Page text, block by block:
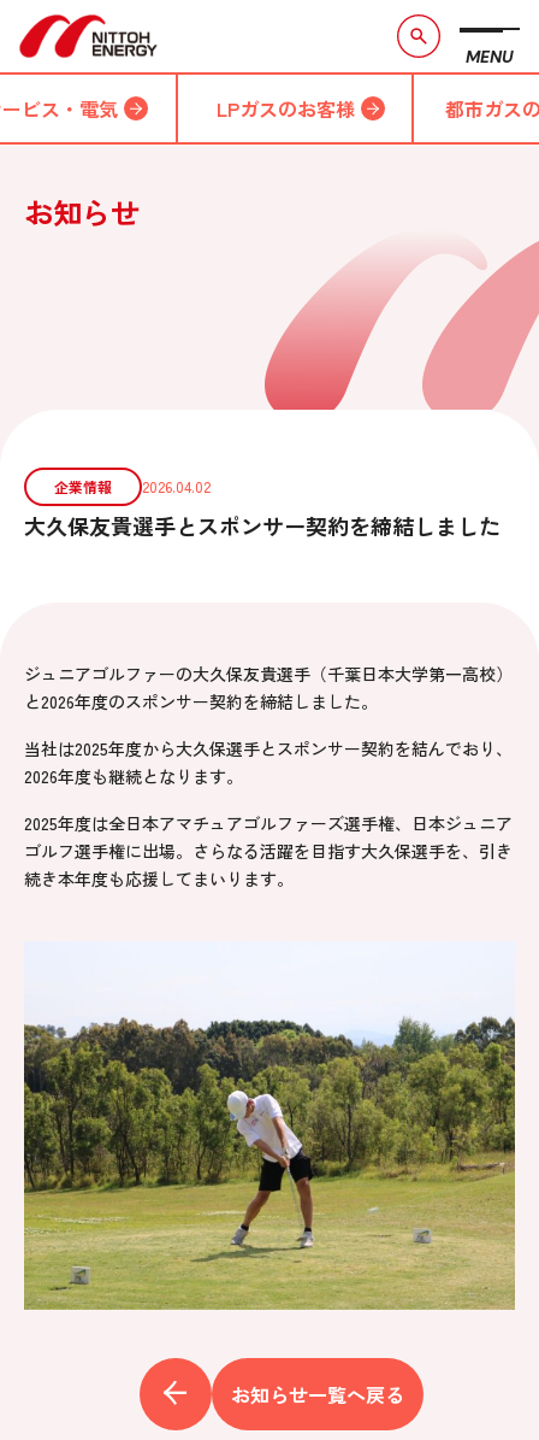
MENU
ビス・電気 LPガスのお客様 都市ガス
お知らせ
企業情報 2026.04.02
大久保友貴選手とスポンサー契約を締結しました
ジュニアゴルファーの大久保友貴選手（千葉日本大学第一高校）
と2026年度のスポンサー契約を締結しました。
当社は2025年度から大久保選手とスポンサー契約を結んでおり、
2026年度も継続となります。
2025年度は全日本アマチュアゴルファーズ選手権、日本ジュニア
ゴルフ選手権に出場。さらなる活躍を目指す大久保選手を、引き
続き本年度も応援してまいります。
お知らせ一覧へ戻る